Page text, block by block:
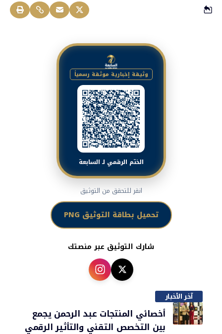
وثيقة إخبارية موثقة رسمياً
الختم الرقمي لـ السابعة
انقر للتحقق من التوثيق
تحميل بطاقة التوثيق PNG
شارك التوثيق عبر منصتك
آخر الأخبار
أخصائي المنتجات عبد الرحمن يجمع
بين التخصص التقني والتأثير الرقمي